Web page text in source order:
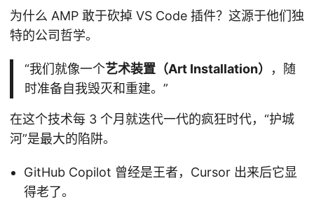
为什么 AMP 敢于砍掉 VS Code 插件？这源于他们独
特的公司哲学。
“我们就像一个艺术装置（Art Installation）
，随
时准备自我毁灭和重建。”
在这个技术每 3 个月就迭代一代的疯狂时代，“护城
河”是最大的陷阱。
GitHub Copilot 曾经是王者，Cursor 出来后它显
得老了。